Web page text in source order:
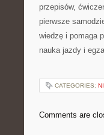
przepisów,
pierwsze
wiedzę i pomaga
nauka jazdy i
CATEGORIES:
Comments are